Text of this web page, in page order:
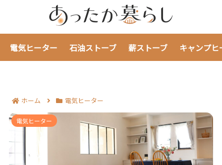
電気ヒーター 石油ストーブ 薪ストーブ キャンプヒ
ホーム 電気ヒーター
オイルヒーターで洗濯物を乾かす前に知るべき注意点7
つ｜安全な部屋干しの考え方を整理！
電気ヒーター